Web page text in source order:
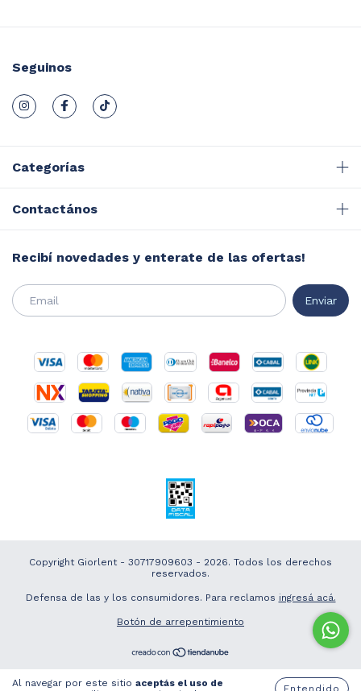
Al navegar por este sitio aceptás el uso de
Entendido
Seguinos
Categorías
Contactános
Recibí novedades y enterate de las ofertas!
Copyright Giorlent - 30717909603 - 2026. Todos los derechos
reservados.
Defensa de las y los consumidores. Para reclamos ingresá acá.
Botón de arrepentimiento